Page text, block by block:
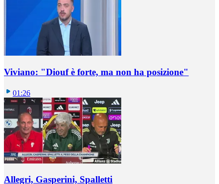
Viviano: "Diouf è forte, ma non ha posizione"
01:26
Allegri, Gasperini, Spalletti